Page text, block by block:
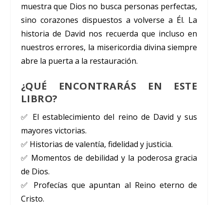
muestra que Dios no busca personas perfectas,
sino corazones dispuestos a volverse a Él. La
historia de David nos recuerda que incluso en
nuestros errores, la misericordia divina siempre
abre la puerta a la restauración.
¿QUÉ ENCONTRARÁS EN ESTE
LIBRO?
✅ El establecimiento del reino de David y sus
mayores victorias.
✅ Historias de valentía, fidelidad y justicia.
✅ Momentos de debilidad y la poderosa gracia
de Dios.
✅ Profecías que apuntan al Reino eterno de
Cristo.